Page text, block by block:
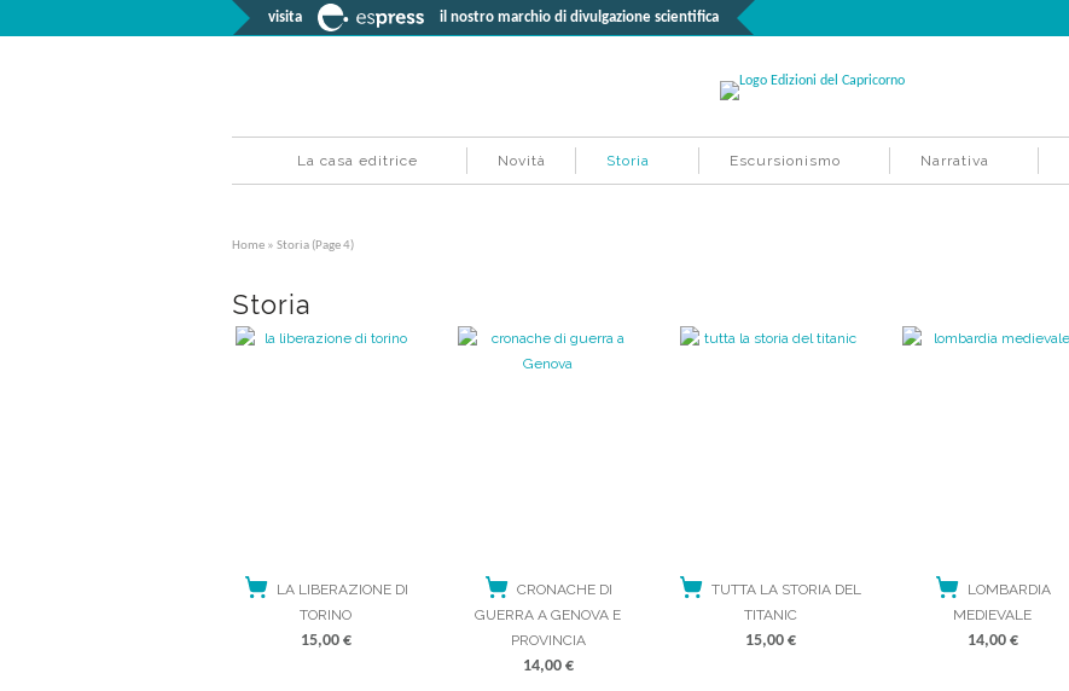
visita il nostro marchio di divulgazione scientifica
La casa editrice Novità Storia Escursionismo Narrativa
Home » Storia (Page 4)
Storia
LA LIBERAZIONE DI
TORINO
15,00 €
CRONACHE DI
GUERRA A GENOVA E
PROVINCIA
14,00 €
TUTTA LA STORIA DEL
TITANIC
15,00 €
LOMBARDIA
MEDIEVALE
14,00 €